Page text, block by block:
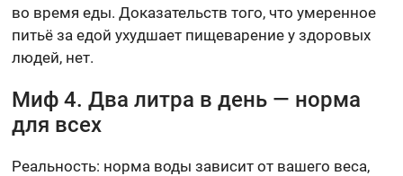
во время еды. Доказательств того, что умеренное
питьё за едой ухудшает пищеварение у здоровых
людей, нет.
Миф 4. Два литра в день — норма
для всех
Реальность: норма воды зависит от вашего веса,